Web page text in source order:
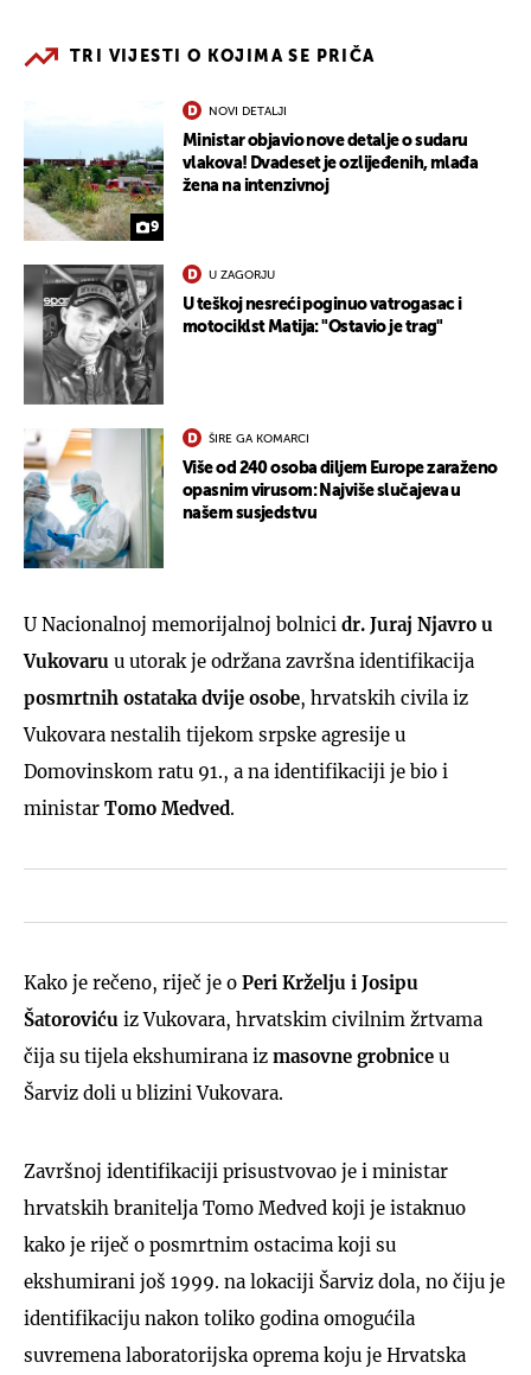
TRI VIJESTI O KOJIMA SE PRIČA
9
NOVI DETALJI
Ministar objavio nove detalje o sudaru
vlakova! Dvadeset je ozlijeđenih, mlađa
žena na intenzivnoj
U ZAGORJU
U teškoj nesreći poginuo vatrogasac i
motociklst Matija: "Ostavio je trag"
ŠIRE GA KOMARCI
Više od 240 osoba diljem Europe zaraženo
opasnim virusom: Najviše slučajeva u
našem susjedstvu
U Nacionalnoj memorijalnoj bolnici dr. Juraj Njavro u
Vukovaru u utorak je održana završna identifikacija
posmrtnih ostataka dvije osobe, hrvatskih civila iz
Vukovara nestalih tijekom srpske agresije u
Domovinskom ratu 91., a na identifikaciji je bio i
ministar Tomo Medved.
Kako je rečeno, riječ je o Peri Krželju i Josipu
Šatoroviću iz Vukovara, hrvatskim civilnim žrtvama
čija su tijela ekshumirana iz masovne grobnice u
Šarviz doli u blizini Vukovara.
Završnoj identifikaciji prisustvovao je i ministar
hrvatskih branitelja Tomo Medved koji je istaknuo
kako je riječ o posmrtnim ostacima koji su
ekshumirani još 1999. na lokaciji Šarviz dola, no čiju je
identifikaciju nakon toliko godina omogućila
suvremena laboratorijska oprema koju je Hrvatska